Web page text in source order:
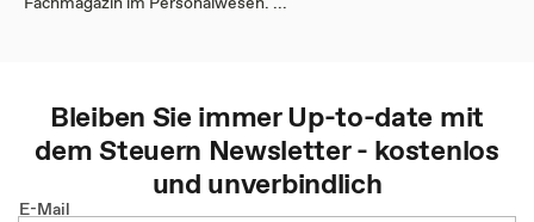
Bleiben Sie immer Up-to-date mit
demSteuern Newsletter - kostenlos
und unverbindlich
E-Mail